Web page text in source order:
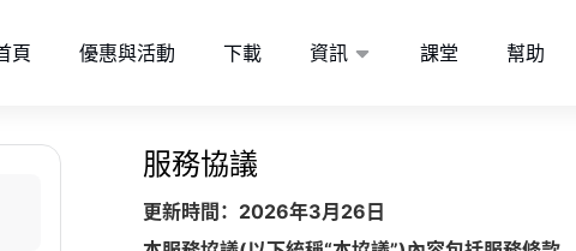
頁 優惠與活動 下載 資訊 課堂 幫助
服務協議
更新時間：2026年3月26日